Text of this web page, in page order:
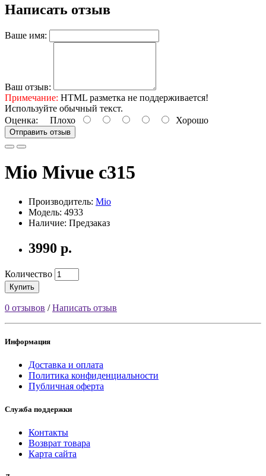
Написать отзыв
Ваше имя:
Ваш отзыв:
Примечание: HTML разметка не поддерживается!
Используйте обычный текст.
Оценка: Плохо Хорошо
Отправить отзыв
Mio Mivue с315
Производитель: Mio
Модель: 4933
Наличие: Предзаказ
3990 р.
Количество
Купить
0 отзывов /Написать отзыв
Информация
Доставка и оплата
Политика конфиденциальности
Публичная оферта
Служба поддержки
Контакты
Возврат товара
Карта сайта